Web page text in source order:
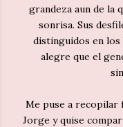
grandeza aun de la
sonrisa. Sus
distinguidos en los
alegre que el
Me puse a recopilar
Jorge y quise